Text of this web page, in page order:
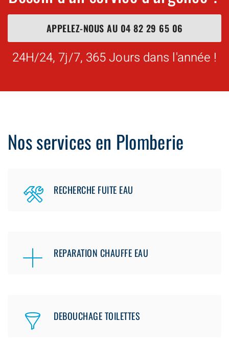
APPELEZ-NOUS AU 04 82 29 65 06
24H/24, 7j/7, 365 Jours dans l'année !
Nos services en Plomberie
RECHERCHE FUITE EAU
REPARATION CHAUFFE EAU
DEBOUCHAGE TOILETTES